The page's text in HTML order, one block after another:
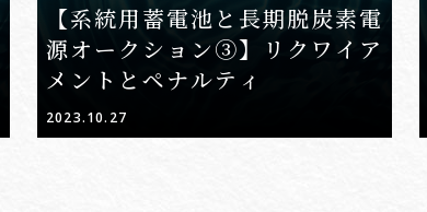
【系統用蓄電池と長期脱炭素電
源オークション③】リクワイア
メントとペナルティ
2023.10.27